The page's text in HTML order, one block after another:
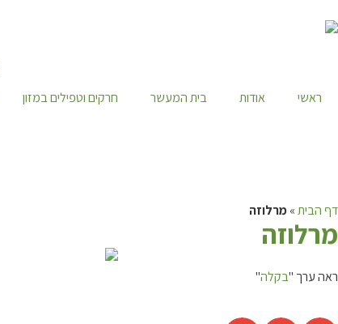
ראשי אודות בית המעשר חרקים וטפילים במזון
דף הבית»מרלוזה
מרלוזה
ראה ערך "בקלה"